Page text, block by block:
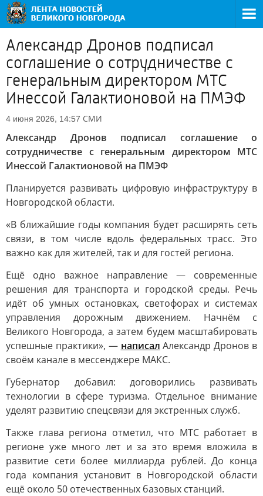
Александр Дронов подписал
соглашение о сотрудничестве с
генеральным директором МТС
Инессой Галактионовой на ПМЭФ
4 июня 2026, 14:57 СМИ
Александр Дронов подписал соглашение о
сотрудничестве с генеральным директором МТС
Инессой Галактионовой на ПМЭФ
Планируется развивать цифровую инфраструктуру в
Новгородской области.
«В ближайшие годы компания будет расширять сеть
связи, в том числе вдоль федеральных трасс. Это
важно как для жителей, так и для гостей региона.
Ещё одно важное направление — современные
решения для транспорта и городской среды. Речь
идёт об умных остановках, светофорах и системах
управления дорожным движением. Начнём с
Великого Новгорода, а затем будем масштабировать
успешные практики», — написал Александр Дронов в
своём канале в мессенджере МАКС.
Губернатор добавил: договорились развивать
технологии в сфере туризма. Отдельное внимание
уделят развитию спецсвязи для экстренных служб.
Также глава региона отметил, что МТС работает в
регионе уже много лет и за это время вложила в
развитие сети более миллиарда рублей. До конца
года компания установит в Новгородской области
ещё около 50 отечественных базовых станций.